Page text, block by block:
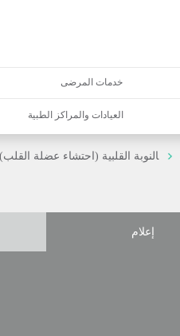
خدمات المرضى
العيادات والمراكز الطبية
النوبة القلبية (احتشاء عضلة القلب)
إعلام